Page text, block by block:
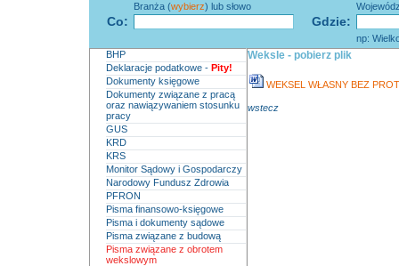
Co: Gdzie:
Branża (wybierz) lub słowo
np:
BHP
Deklaracje podatkowe - Pity!
Dokumenty księgowe
Dokumenty związane z pracą
oraz nawiązywaniem stosunku
pracy
GUS
KRD
KRS
Monitor Sądowy i Gospodarczy
Narodowy Fundusz Zdrowia
PFRON
Pisma finansowo-księgowe
Pisma i dokumenty sądowe
Pisma związane z budową
Pisma związane z obrotem
wekslowym
Weksle - pobierz plik
WEKSEL WŁASNY BEZ
wstecz